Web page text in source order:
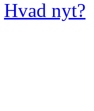
Hvad nyt?